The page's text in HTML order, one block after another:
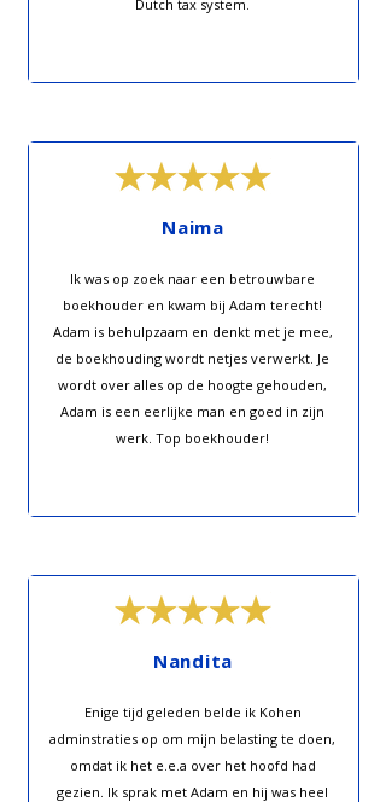
Dutch tax system.
Naima
Ik was op zoek naar een betrouwbare
boekhouder en kwam bij Adam terecht!
Adam is behulpzaam en denkt met je mee,
de boekhouding wordt netjes verwerkt. Je
wordt over alles op de hoogte gehouden,
Adam is een eerlijke man en goed in zijn
werk. Top boekhouder!
Nandita
Enige tijd geleden belde ik Kohen
adminstraties op om mijn belasting te doen,
omdat ik het e.e.a over het hoofd had
gezien. Ik sprak met Adam en hij was heel